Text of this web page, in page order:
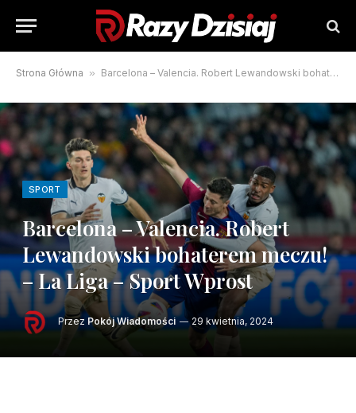
Strona Główna » Barcelona – Valencia. Robert Lewandowski bohaterem meczu! – La Liga – Sport Wprost
SPORT
Barcelona – Valencia. Robert
Lewandowski bohaterem meczu!
– La Liga – Sport Wprost
Przez Pokój Wiadomości 29 kwietnia, 2024